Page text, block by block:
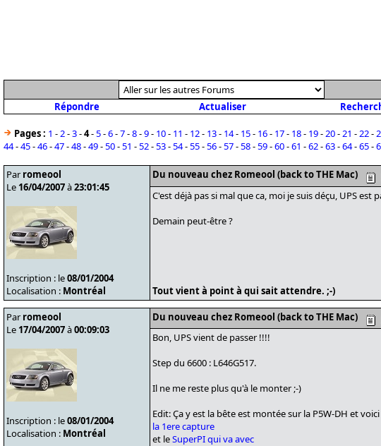
Répondre
Actualiser
Pages : 1 -2-3-4-5-6-7-8-9- 10- 11 - 12- 13- 14- 15- 16- 17- 18- 19-20-21 -22-
44-45-46-47-48-49-50-51 -52-53-54-55-56-57-58-59-60-61 -62-63-64-65-
Par romeool
Le 16/04/2007à23:01:45
Inscription : le08/01/2004
Localisation : Montréal
Du nouveau chez Romeool (back to THE Mac)
C'est déjà pas si mal que ca, moi je suis déçu, UPS
Demain peut-être ?
Tout vient à point à qui sait attendre. ;-)
Par romeool
Le 17/04/2007à00:09:03
Inscription : le08/01/2004
Localisation : Montréal
Du nouveau chez Romeool (back to THE Mac)
Bon, UPS vient de passer !!!!
Step du 6600 : L646G517.
Il ne me reste plus qu'à le monter ;-)
Edit: Ça y est la bête est montée sur la P5W-DH et voici
la 1ere capture
et leSuperPI qui va avec